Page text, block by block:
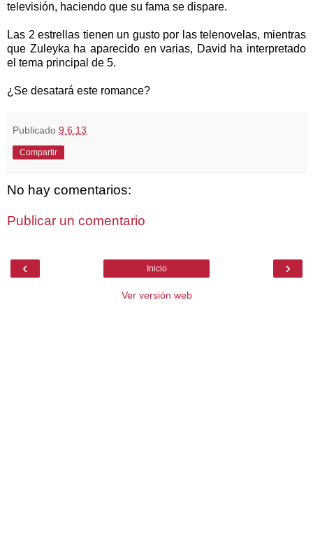
televisión, haciendo que su fama se dispare.
Las 2 estrellas tienen un gusto por las telenovelas, mientras
que Zuleyka ha aparecido en varias, David ha interpretado
el tema principal de 5.
¿Se desatará este romance?
Publicado 9.6.13
Compartir
No hay comentarios:
Publicar un comentario
‹ ›
Inicio
Ver versión web